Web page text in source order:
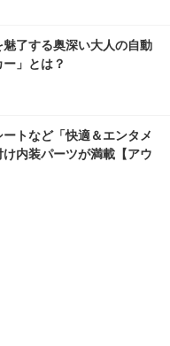
了する奥深い大人の自動
」とは？
トなど「快適＆エンタメ
内装パーツが満載【アウ